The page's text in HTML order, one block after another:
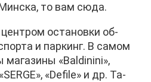
то вам сю­да.
оста­нов­ки об­
и пар­кинг. В са­мом
«Baldinini»,
«Defile» и др. Та­